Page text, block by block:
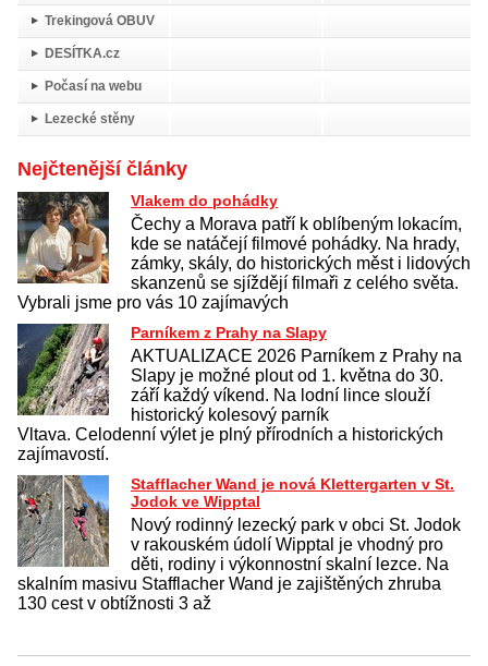
Trekingová OBUV
DESÍTKA.cz
Počasí na webu
Lezecké stěny
Nejčtenější články
Vlakem do pohádky
Čechy a Morava patří k oblíbeným lokacím,
kde se natáčejí filmové pohádky. Na hrady,
zámky, skály, do historických měst i lidových
skanzenů se sjíždějí filmaři z celého světa.
Vybrali jsme pro vás 10 zajímavých
Parníkem z Prahy na Slapy
AKTUALIZACE 2026 Parníkem z Prahy na
Slapy je možné plout od 1. května do 30.
září každý víkend. Na lodní lince slouží
historický kolesový parník
Vltava. Celodenní výlet je plný přírodních a historických
zajímavostí.
Stafflacher Wand je nová Klettergarten v St.
Jodok ve Wipptal
Nový rodinný lezecký park v obci St. Jodok
v rakouském údolí Wipptal je vhodný pro
děti, rodiny i výkonnostní skalní lezce. Na
skalním masivu Stafflacher Wand je zajištěných zhruba
130 cest v obtížnosti 3 až